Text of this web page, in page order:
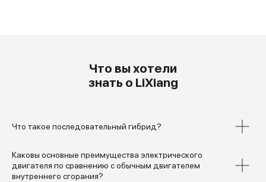
Что вы хотели
знать о LiXiang
Что такое последовательный гибрид?
Каковы основные преимущества электрического
двигателя по сравнению с обычным двигателем
внутреннего сгорания?